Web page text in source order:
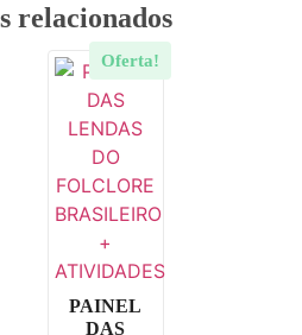
relacionados
Oferta!
PAINEL
DAS